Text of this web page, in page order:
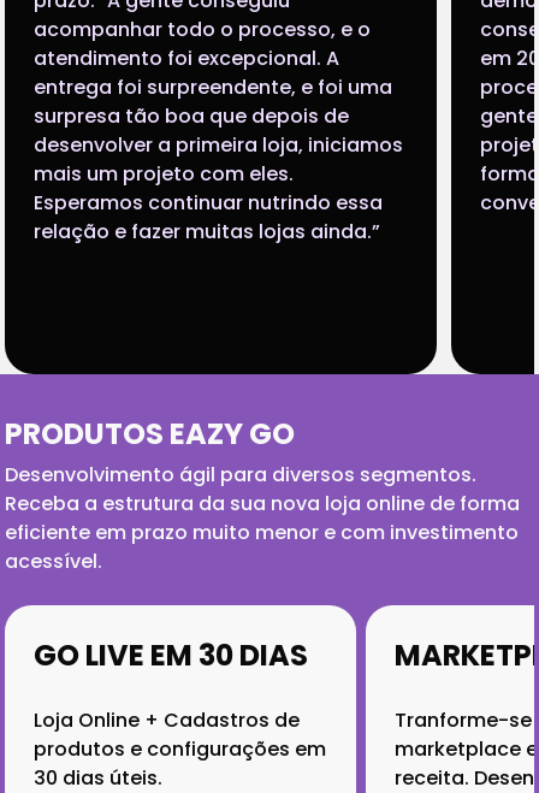
o processo, e o
excepcional. A
e foi uma
que depois de
primeira loja, iniciamos
com eles.
nutrindo essa
muitas lojas ainda.”
conseguimos colocar
em 20 dias tirar o
processo todo foi
gente conseguiu
projeto em tempo
forma que a gente
conversão.”
PRODUTOS EAZY GO
Desenvolvimento ágil para diversos segmentos.
Receba a estrutura da sua nova loja online de forma
eficiente em prazo muito menor e com investimento
acessível.
EM 30 DIAS
+ Cadastros de
configurações em
MARKETPLACE
Tranforme-se em um
marketplace e aumente sua
receita. Desenvolvimento